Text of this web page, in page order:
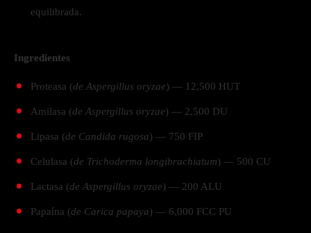
equilibrada.
Ingredientes
Proteasa (de Aspergillus oryzae) — 12,500 HUT
Amilasa (de Aspergillus oryzae) — 2,500 DU
Lipasa (de Candida rugosa) — 750 FIP
Celulasa (de Trichoderma longibrachiatum) — 500 CU
Lactasa (de Aspergillus oryzae) — 200 ALU
Papaína (de Carica papaya) — 6,000 FCC PU